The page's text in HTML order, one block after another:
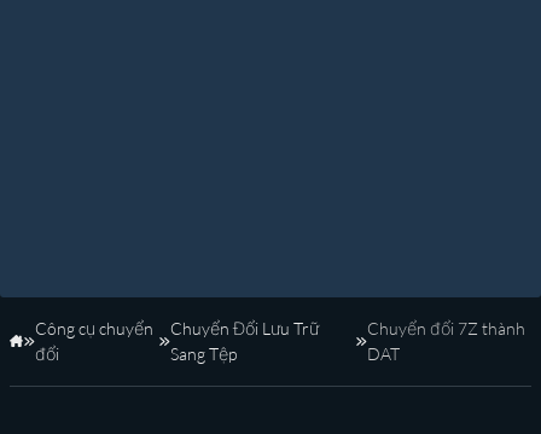
Trang Chủ
Công cụ chuyển
đổi
Chuyển Đổi Lưu Trữ
Sang Tệp
Chuyển đổi 7Z thành
DAT